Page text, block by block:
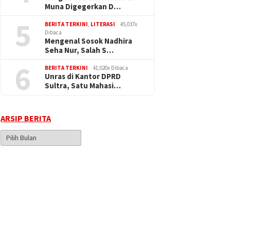
Muna Digegerkan D…
5 BERITA TERKINI LITERASI
45,037x
Dibaca
Mengenal Sosok Nadhira
Seha Nur, Salah S…
6 BERITA TERKINI 41,020x Dibaca
Unras di Kantor DPRD
Sultra, Satu Mahasi…
ARSIP BERITA
Arsip
Berita